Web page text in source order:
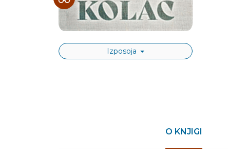
Izposoja
O KNJIGI